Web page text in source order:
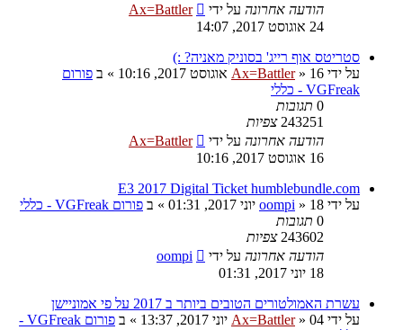
הודעה אחרונה על ידי
Ax=Battler
24 אוגוסט 2017, 14:07
סטריטס אוף רייג' בסוניק מאניה? :)
על ידי
Ax=Battler» 16 אוגוסט 2017, 10:16 » ב פורום
VGFreak - כללי
0 תגובות
243251 צפיות
הודעה אחרונה על ידי
Ax=Battler
16 אוגוסט 2017, 10:16
E3 2017 Digital Ticket humblebundle.com
על ידי
oompi » 18 יוני 2017, 01:31 » ב פורום VGFreak - כללי
0 תגובות
243602 צפיות
הודעה אחרונה על ידי
oompi
18 יוני 2017, 01:31
עשרת האמולטורים הטובים ביותר ב 2017 על פי אמוניישן
על ידי
Ax=Battler» 04 יוני 2017, 13:37 » ב
פורום VGFreak -